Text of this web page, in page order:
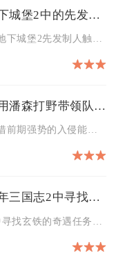
如何提高地下城堡2中的先发制人成功率
英雄如何利用潘森打野带领队伍赢得比赛
潘森打野能凭借前期强势的入侵能力、稳定的点控支援与中后期半肉...
怎样得到少年三国志2中寻找玄铁的奇遇任务